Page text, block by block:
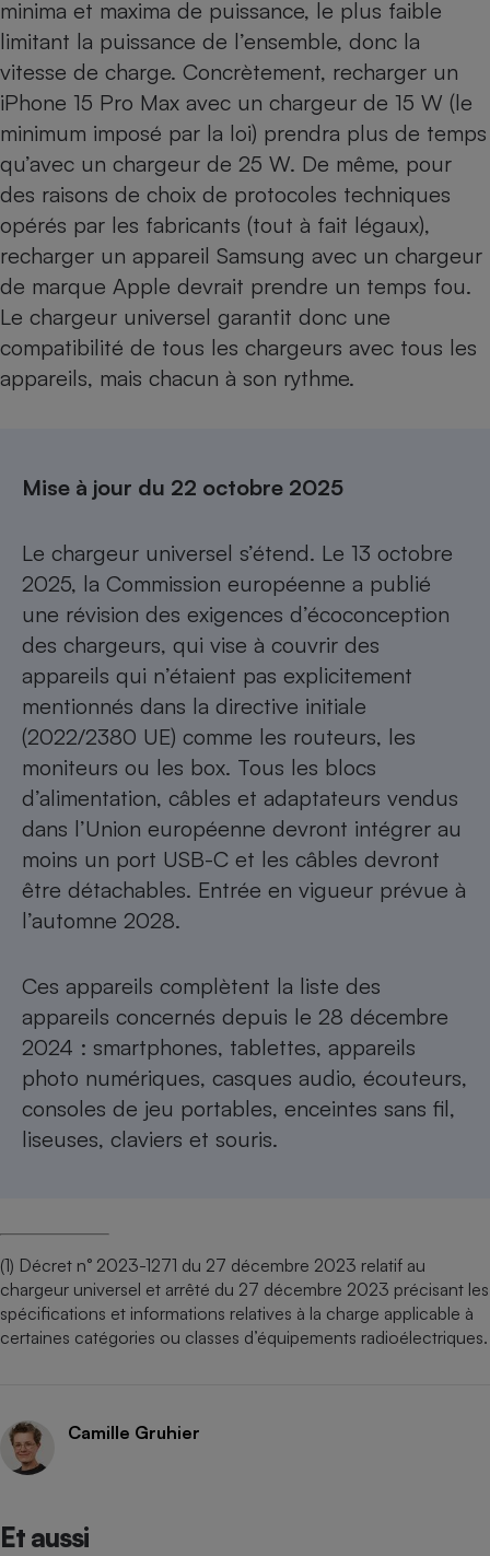
minima et maxima de puissance, le plus faible
limitant la puissance de l’ensemble, donc la
vitesse de charge. Concrètement, recharger un
iPhone 15 Pro Max avec un chargeur de 15 W (le
minimum imposé par la loi) prendra plus de temps
qu’avec un chargeur de 25 W. De même, pour
des raisons de choix de protocoles techniques
opérés par les fabricants (tout à fait légaux),
recharger un appareil Samsung avec un chargeur
de marque Apple devrait prendre un temps fou.
Le chargeur universel garantit donc une
compatibilité de tous les chargeurs avec tous les
appareils, mais chacun à son rythme.
Mise à jour du 22 octobre 2025
Le chargeur universel s’étend. Le 13 octobre
2025, la Commission européenne a publié
une révision des exigences d’écoconception
des chargeurs, qui vise à couvrir des
appareils qui n’étaient pas explicitement
mentionnés dans la directive initiale
(2022/2380 UE) comme les routeurs, les
moniteurs ou les box. Tous les blocs
d’alimentation, câbles et adaptateurs vendus
dans l’Union européenne devront intégrer au
moins un port USB-C et les câbles devront
être détachables. Entrée en vigueur prévue à
l’automne 2028.
Ces appareils complètent la liste des
appareils concernés depuis le 28 décembre
2024 : smartphones, tablettes, appareils
photo numériques, casques audio, écouteurs,
consoles de jeu portables, enceintes sans fil,
liseuses, claviers et souris.
(1) Décret n° 2023-1271 du 27 décembre 2023 relatif au
chargeur universel et arrêté du 27 décembre 2023 précisant les
spécifications et informations relatives à la charge applicable à
certaines catégories ou classes d’équipements radioélectriques.
Camille Gruhier
Et aussi